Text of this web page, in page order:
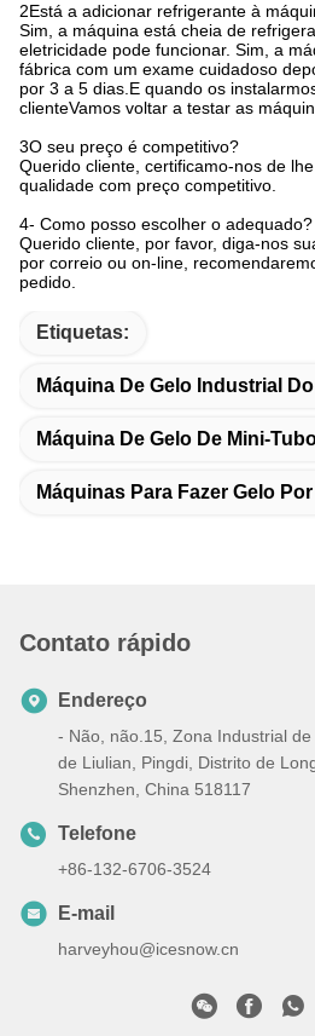
2Está a adicionar refrigerante à
Sim, a máquina está cheia de
eletricidade pode funcionar. Sim, a
fábrica com um exame cuidadoso
por 3 a 5 dias.E quando os
clienteVamos voltar a testar as
3O seu preço é competitivo?
Querido cliente, certificamo-nos de
qualidade com preço competitivo.
4- Como posso escolher o adequado?
Querido cliente, por favor, diga-nos
por correio ou on-line,
pedido.
Etiquetas:
Máquina De Gelo Industrial
Máquina De Gelo De Mini-
Máquinas Para Fazer Gelo
Contato rápido
Endereço
- Não, não.15, Zona Industrial
de Liulian, Pingdi, Distrito de
Shenzhen, China 518117
Telefone
+86-132-6706-3524
E-mail
harveyhou@icesnow.cn